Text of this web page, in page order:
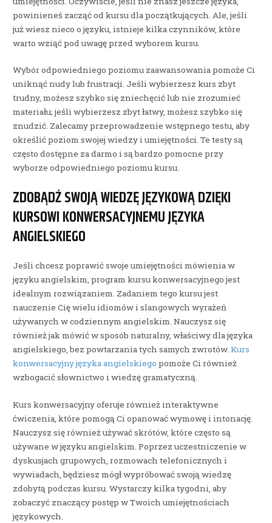
powinieneś zacząć od kursu dla początkujących. Ale, jeśli
już wiesz nieco o języku, istnieje kilka czynników, które
warto wziąć pod uwagę przed wyborem kursu.
Wybór odpowiedniego poziomu zaawansowania pomoże Ci
uniknąć nudy lub frustracji. Jeśli wybierzesz kurs zbyt
trudny, możesz szybko się zniechęcić lub nie zrozumieć
materiału; jeśli wybierzesz zbyt łatwy, możesz szybko się
znudzić. Zalecamy przeprowadzenie wstępnego testu, aby
określić poziom swojej wiedzy i umiejętności. Te testy są
często dostępne za darmo i są bardzo pomocne przy
wyborze odpowiedniego poziomu kursu.
ZDOBĄDŹ SWOJĄ WIEDZĘ JĘZYKOWĄ DZIĘKI
KURSOWI KONWERSACYJNEMU JĘZYKA
ANGIELSKIEGO
Jeśli chcesz poprawić swoje umiejętności mówienia w
języku angielskim, program kursu konwersacyjnego jest
idealnym rozwiązaniem. Zadaniem tego kursu jest
nauczenie Cię wielu idiomów i slangowych wyrażeń
używanych w codziennym angielskim. Nauczysz się
również jak mówić w sposób naturalny, właściwy dla języka
angielskiego, bez powtarzania tych samych zwrotów.Kurs
konwersacyjny języka angielskiego pomoże Ci również
wzbogacić słownictwo i wiedzę gramatyczną.
Kurs konwersacyjny oferuje również interaktywne
ćwiczenia, które pomogą Ci opanować wymowę i intonację.
Nauczysz się również używać skrótów, które często są
używane w języku angielskim. Poprzez uczestniczenie w
dyskusjach grupowych, rozmowach telefonicznych i
wywiadach, będziesz mógł wypróbować swoją wiedzę
zdobytą podczas kursu. Wystarczy kilka tygodni, aby
zobaczyć znaczący postęp w Twoich umiejętnościach
językowych.